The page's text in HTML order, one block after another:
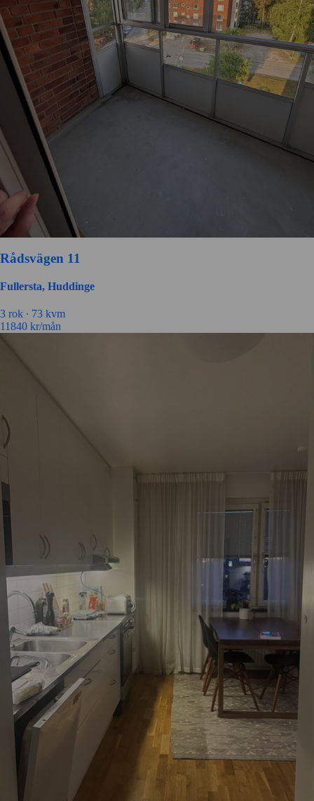
Rådsvägen 11
Fullersta, Huddinge
3 rok ∙ 73 kvm
11840 kr/mån